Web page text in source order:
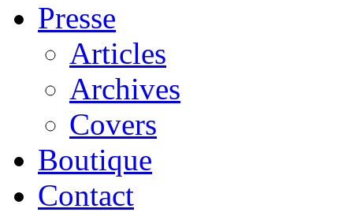
Presse
Articles
Archives
Covers
Boutique
Contact